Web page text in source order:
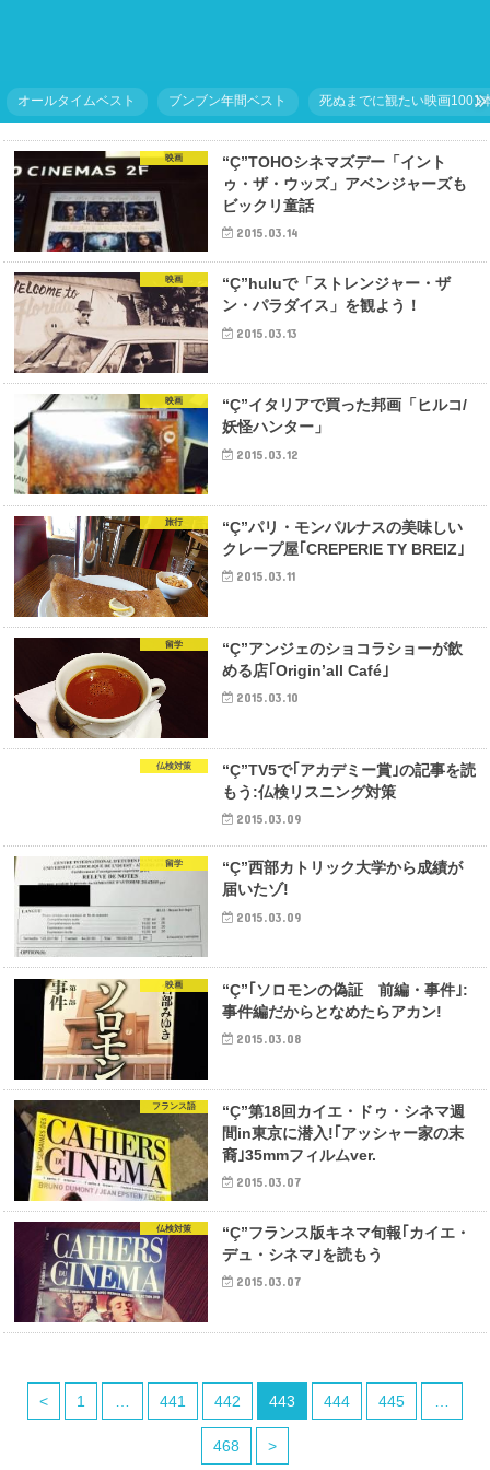
オールタイムベスト ブンブン年間ベスト 死ぬまでに観たい映画1001
映画
“Ç”TOHOシネマズデー「イント
ゥ・ザ・ウッズ」アベンジャーズも
ビックリ童話
2015.03.14
映画
“Ç”huluで「ストレンジャー・ザ
ン・パラダイス」を観よう！
2015.03.13
映画
“Ç”イタリアで買った邦画「ヒルコ/
妖怪ハンター」
2015.03.12
旅行
“Ç”パリ・モンパルナスの美味しい
クレープ屋｢CREPERIE TY BREIZ｣
2015.03.11
留学
“Ç”アンジェのショコラショーが飲
める店｢Origin’all Café｣
2015.03.10
仏検対策
“Ç”TV5で｢アカデミー賞｣の記事を読
もう:仏検リスニング対策
2015.03.09
留学
“Ç”西部カトリック大学から成績が
届いたゾ!
2015.03.09
映画
“Ç”｢ソロモンの偽証 前編・事件｣:
事件編だからとなめたらアカン!
2015.03.08
フランス語
“Ç”第18回カイエ・ドゥ・シネマ週
間in東京に潜入!｢アッシャー家の末
裔｣35mmフィルムver.
2015.03.07
仏検対策
“Ç”フランス版キネマ旬報｢カイエ・
デュ・シネマ｣を読もう
2015.03.07
< 1 … 441 442 443 444 445 …
468 >